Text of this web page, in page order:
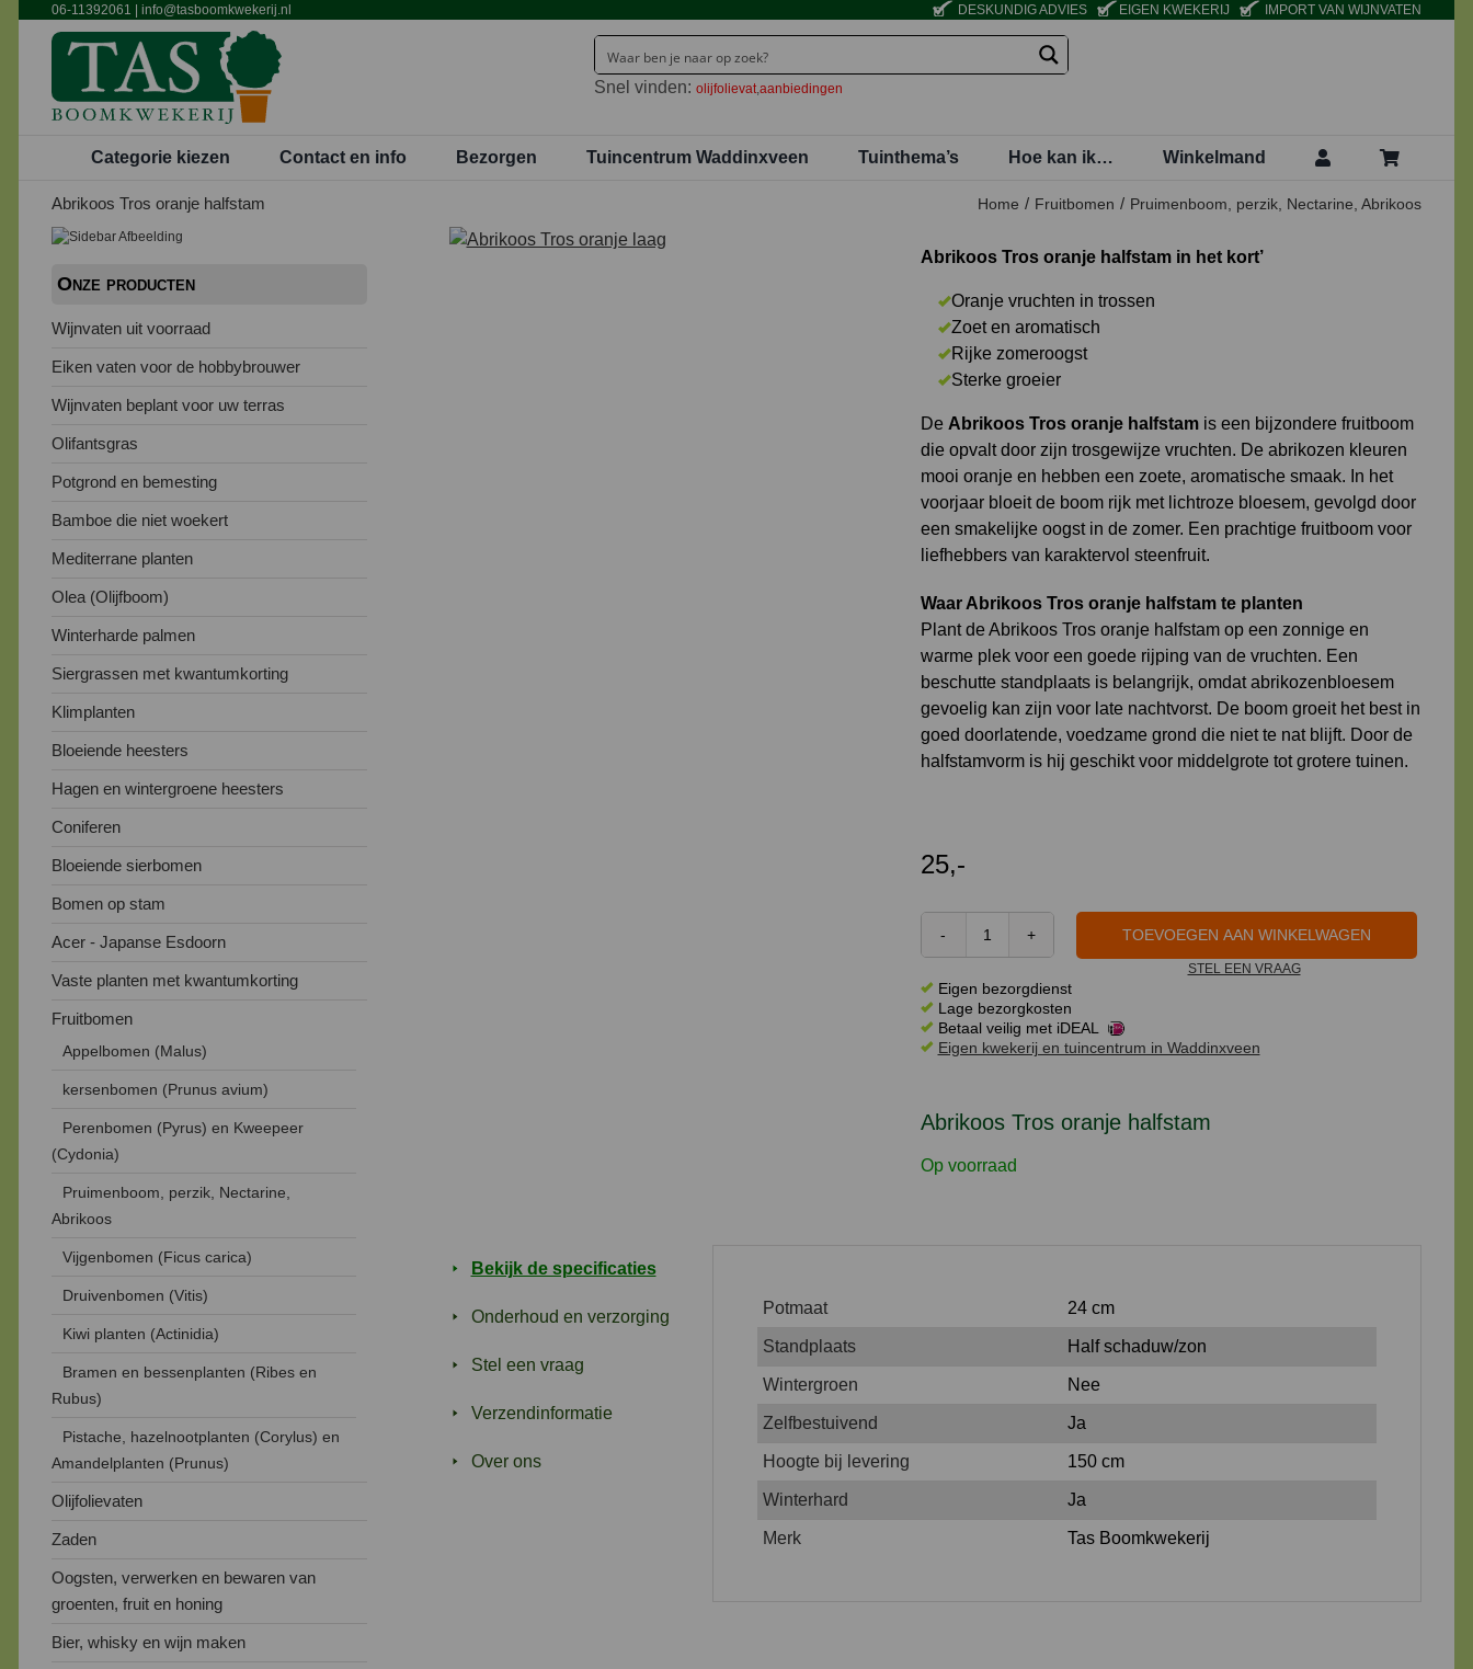
06-11392061 info@tasboomkwekerij.nl DESKUNDIG ADVIES EIGEN KWEKERIJ IMPORT VAN WIJNVATEN
Snel vinden: olijfolievat aanbiedingen
Categorie kiezen Contact en info Bezorgen Tuincentrum Waddinxveen Tuinthema’s Hoe kan ik… Winkelmand
Abrikoos Tros oranje halfstam Home Fruitbomen Pruimenboom, perzik, Nectarine, Abrikoos
Abrikoos Tros oranje halfstam
Abrikoos Tros oranje halfstam in het kort’
Oranje vruchten in trossen
Zoet en aromatisch
Rijke zomeroogst
Sterke groeier
De Abrikoos Tros oranje halfstamis een bijzondere fruitboom
die opvalt door zijn trosgewijze vruchten. De abrikozen kleuren
mooi oranje en hebben een zoete, aromatische smaak. In het
voorjaar bloeit de boom rijk met lichtroze bloesem, gevolgd door
een smakelijke oogst in de zomer. Een prachtige fruitboom voor
liefhebbers van karaktervol steenfruit.
Waar Abrikoos Tros oranje halfstam te planten
Plant de Abrikoos Tros oranje halfstam op een zonnige en
warme plek voor een goede rijping van de vruchten. Een
beschutte standplaats is belangrijk, omdat abrikozenbloesem
gevoelig kan zijn voor late nachtvorst. De boom groeit het best in
goed doorlatende, voedzame grond die niet te nat blijft. Door de
halfstamvorm is hij geschikt voor middelgrote tot grotere tuinen.
25,-
Op voorraad
Abrikoos
oranje
halfstam
aantal
TOEVOEGEN AAN WINKELWAGEN
STEL EEN VRAAG
Eigen bezorgdienst
Lage bezorgkosten
Betaal veilig met iDEAL
Eigen kwekerij en tuincentrum in Waddinxveen
Bekijk de specificaties
Onderhoud en verzorging
Stel een vraag
Verzendinformatie
Over ons
Potmaat 24 cm
Standplaats Half schaduw/zon
Wintergroen Nee
Zelfbestuivend Ja
Hoogte bij levering 150 cm
Winterhard Ja
Merk Tas Boomkwekerij
Onze producten
Wijnvaten uit voorraad
Eiken vaten voor de hobbybrouwer
Wijnvaten beplant voor uw terras
Olifantsgras
Potgrond en bemesting
Bamboe die niet woekert
Mediterrane planten
Olea (Olijfboom)
Winterharde palmen
Siergrassen met kwantumkorting
Klimplanten
Bloeiende heesters
Hagen en wintergroene heesters
Coniferen
Bloeiende sierbomen
Bomen op stam
Acer - Japanse Esdoorn
Vaste planten met kwantumkorting
Fruitbomen
Appelbomen (Malus)
kersenbomen (Prunus avium)
Perenbomen (Pyrus) en Kweepeer
(Cydonia)
Pruimenboom, perzik, Nectarine,
Abrikoos
Vijgenbomen (Ficus carica)
Druivenbomen (Vitis)
Kiwi planten (Actinidia)
Bramen en bessenplanten (Ribes en
Rubus)
Pistache, hazelnootplanten (Corylus) en
Amandelplanten (Prunus)
Olijfolievaten
Zaden
Oogsten, verwerken en bewaren van
groenten, fruit en honing
Bier, whisky en wijn maken